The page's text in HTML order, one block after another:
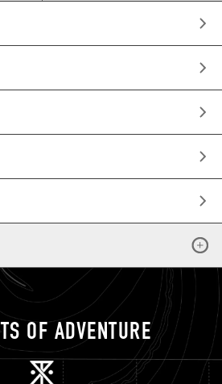
OF ADVENTURE